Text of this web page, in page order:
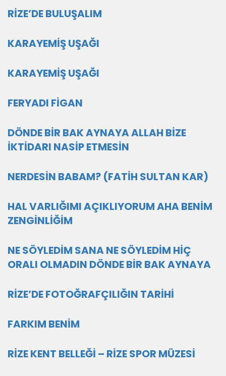
RİZE’DE BULUŞALIM
KARAYEMİŞ UŞAĞI
KARAYEMİŞ UŞAĞI
FERYADI FİGAN
DÖNDE BİR BAK AYNAYA ALLAH BİZE
İKTİDARI NASİP ETMESİN
NERDESİN BABAM? (FATİH SULTAN KAR)
HAL VARLIĞIMI AÇIKLIYORUM AHA BENİM
ZENGİNLİĞİM
NE SÖYLEDİM SANA NE SÖYLEDİM HİÇ
ORALI OLMADIN DÖNDE BİR BAK AYNAYA
RİZE’DE FOTOĞRAFÇILIĞIN TARİHİ
FARKIM BENİM
RİZE KENT BELLEĞİ – RİZE SPOR MÜZESİ